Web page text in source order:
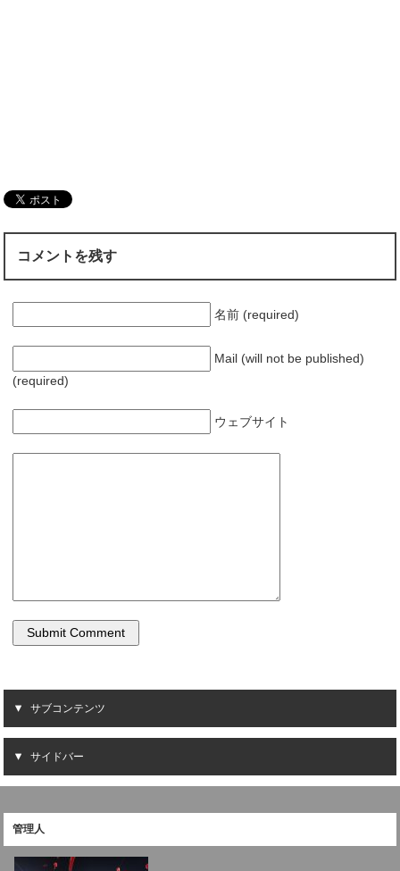
コメントを残す
名前 (required)
Mail (will not be published)
(required)
ウェブサイト
サブコンテンツ
サイドバー
管理人